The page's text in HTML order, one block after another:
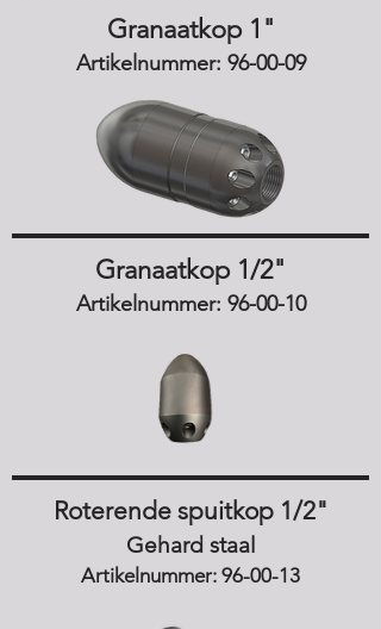
Granaatkop 1"
Artikelnummer: 96-00-09
Granaatkop 1/2"
Artikelnummer: 96-00-10
Roterende spuitkop 1/2"
Gehard staal
Artikelnummer: 96-00-13